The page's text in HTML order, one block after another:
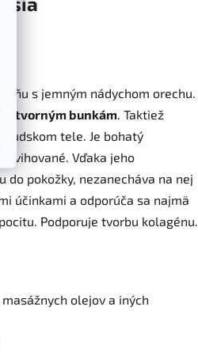
s jemným nádychom orechu.
bunkám. Taktiež
v ľudskom tele. Je bohatý
Vďaka jeho
pokožky, nezanecháva na nej
účinkami a odporúča sa najmä
Podporuje tvorbu kolagénu.
olejov a iných